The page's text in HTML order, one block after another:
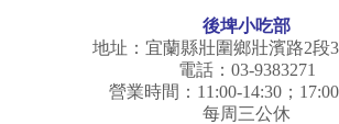
後埤小吃部
地址：宜蘭縣壯圍鄉壯濱路2段
電話：03-9383271
營業時間：11:00-14:30；
每周三公休